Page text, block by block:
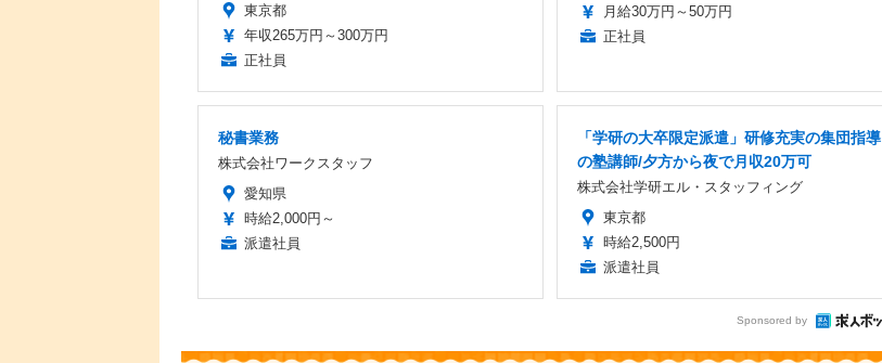
東京都
年収265万円～300万円
正社員
月給30万円～50万円
正社員
秘書業務
株式会社ワークスタッフ
愛知県
時給2,000円～
派遣社員
「学研の大卒限定派遣」研修充実の集団指導
の塾講師/夕方から夜で月収20万可
株式会社学研エル・スタッフィング
東京都
時給2,500円
派遣社員
Sponsored by